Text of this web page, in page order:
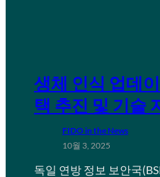
생체 인식 업데
택 추진 및 기술
FIDO in the News
10월 3, 2025
독일 연방 정보 보안국